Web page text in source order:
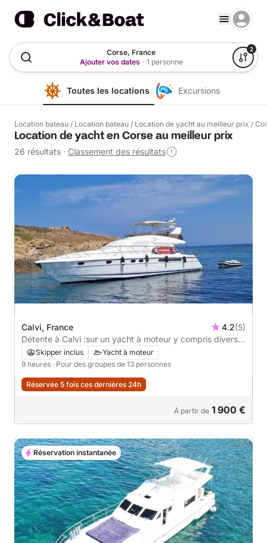
Corse, France
Ajouter vos dates · 1 personne
2
Toutes les locations Excursions
Location bateau / Location bateau / Location de yacht au meilleur prix /
Location de yacht en Corse au meilleur prix
26 résultats · Classement des résultats
Calvi, France 4.2(5)
Détente à Calvi :sur un yacht à moteur y compris divers
jouets scooter sous marin wake board paddle snorkeling
Skipper inclus
Yacht à moteur
9 heures · Pour des groupes de 13 personnes
Réservée 5 fois ces dernières 24h
À partir de 1 900 €
Réservation instantanée